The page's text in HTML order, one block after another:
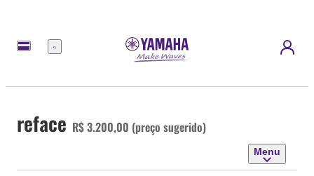
Menu
reface R$ 3.200,00 (preço sugerido)
Menu